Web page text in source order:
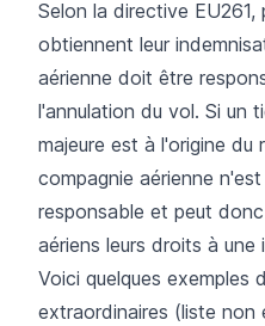
Selon la directive EU261,
obtiennent leur
aérienne doit être
l'annulation du vol. Si un
majeure est à l'origine du
compagnie aérienne
responsable et peut
aériens leurs droits à une
Voici quelques exemples
extraordinaires (liste non